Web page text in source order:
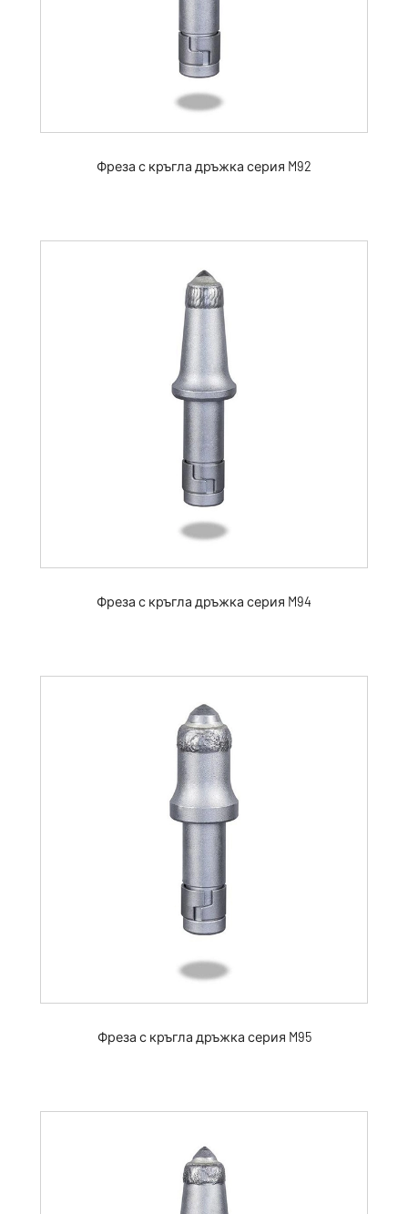
Фреза с кръгла дръжка серия M92
Фреза с кръгла дръжка серия M94
Фреза с кръгла дръжка серия M95